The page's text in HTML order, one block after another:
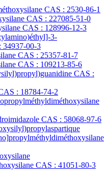
CAS : 2530-86-1
CAS : 227085-51-0
CAS : 128996-12-3
3-
34937-00-3
CAS : 25357-81-7
CAS : 109213-85-6
CAS :
: 18784-74-2
CAS : 58068-97-6
CAS : 41051-80-3